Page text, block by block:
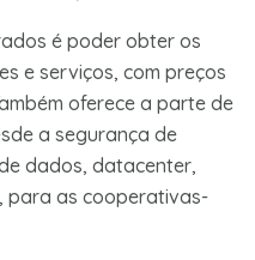
é poder obter os
e serviços, com preços
oferece a parte de
a segurança de
dados, datacenter,
para as cooperativas-